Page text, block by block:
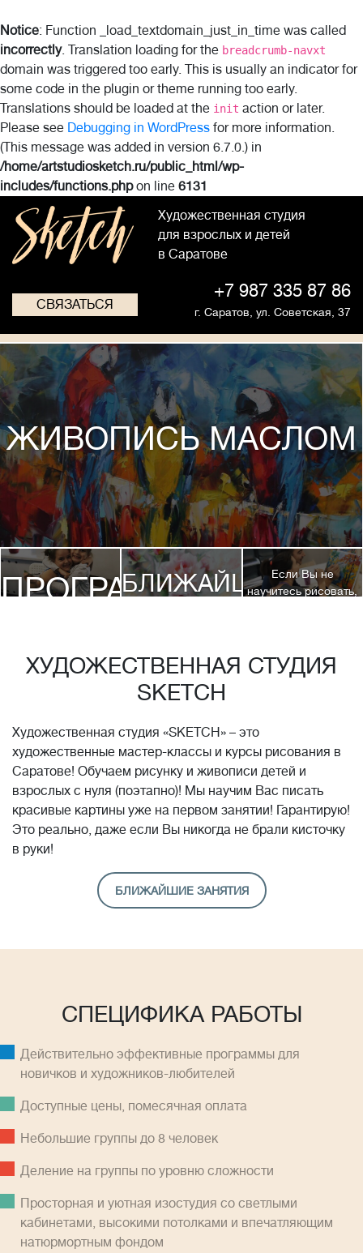
Notice: Function _load_textdomain_just_in_time was called
incorrectly. Translation loading for the breadcrumb-navxt
domain was triggered too early. This is usually an indicator for
some code in the plugin or theme running too early.
Translations should be loaded at the init action or later.
Please see Debugging in WordPress for more information.
(This message was added in version 6.7.0.) in
/home/artstudiosketch.ru/public_html/wp-
includes/functions.phpon line 6131
Художественная студия
для взрослых и детей
в Саратове
СВЯЗАТЬСЯ
+7 987 335 87 86
г. Саратов, ул. Советская, 37
ЖИВОПИСЬ МАСЛОМ
ПРОГРАММЫ
БЛИЖАЙШИЕЕсли Вы не
научитесь рисовать,
стоимость обучения!*
ХУДОЖЕСТВЕННАЯ СТУДИЯ
SKETCH
Художественная студия «SKETCH» – это
художественные мастер-классы и курсы рисования в
Саратове! Обучаем рисунку и живописи детей и
взрослых с нуля (поэтапно)! Мы научим Вас писать
красивые картины уже на первом занятии! Гарантирую!
Это реально, даже если Вы никогда не брали кисточку
в руки!
БЛИЖАЙШИЕ ЗАНЯТИЯ
СПЕЦИФИКА РАБОТЫ
Действительно эффективные программы для
новичков и художников-любителей
Доступные цены, помесячная оплатa
Небольшие группы до 8 человек
Деление на группы по уровню сложности
Просторная и уютная изостудия со светлыми
кабинетами, высокими потолками и впечатляющим
натюрмортным фондом